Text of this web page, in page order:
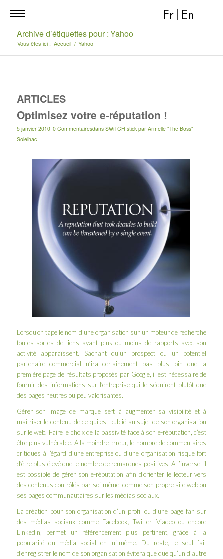
Fr En
Archive d’étiquettes pour : Yahoo
Vous êtes ici : Accueil / Yahoo
ARTICLES
Optimisez votre e-réputation !
5 janvier 2010 0 Commentairesdans SWiTCH stick par Armelle "The Boss"
Solelhac
Lorsqu’on tape le nom d’une organisation sur un moteur de recherche
toutes sortes de liens ayant plus ou moins de rapports avec son
activité apparaîssent. Sachant qu’un prospect ou un potentiel
partenaire commercial n’ira certainement pas plus loin que la
première page de résultats proposés par Google, il est nécessaire de
fournir des informations sur l’entreprise qui le séduiront plutôt que
des pages neutres ou peu valorisantes.
Gérer son image de marque sert à augmenter sa visibilité et à
maîtriser le contenu de ce qui est publié au sujet de son organisation
sur le web. Faire le choix de la passivité face à son e-réputation, c’est
être plus vulnérable. A la moindre erreur, le nombre de commentaires
critiques à l’égard d’une entreprise ou d’une organisation risque fort
d’être plus élevé que le nombre de remarques positives. A l’inverse, il
est possible de gérer son e-réputation afin d’orienter le lecteur vers
des contenus contrôlés par soi-même, comme son propre site web ou
ses pages communautaires sur les médias sociaux.
La création pour son organisation d’un profil ou d’une page fan sur
des médias sociaux comme Facebook, Twitter, Viadeo ou encore
LinkedIn, permet un référencement plus pertinent, grâce à la
popularité du média social en lui-même. Du reste, le seul fait
d’enregistrer le nom de son organisation évitera que quelqu’un d’autre